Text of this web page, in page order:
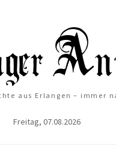
aus Erlangen – immer
Freitag, 07.08.2026